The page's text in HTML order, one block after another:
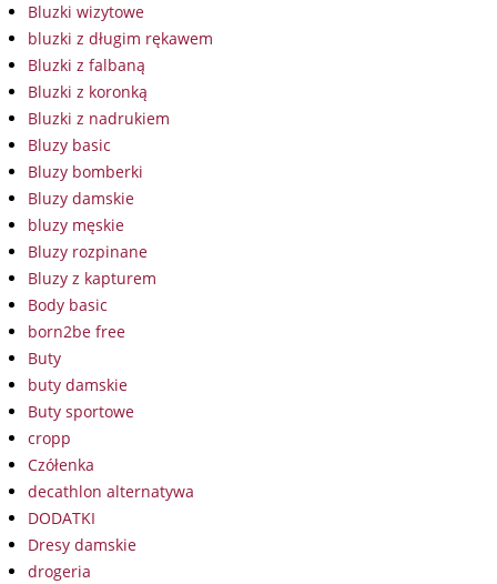
Bluzki wizytowe
bluzki z długim rękawem
Bluzki z falbaną
Bluzki z koronką
Bluzki z nadrukiem
Bluzy basic
Bluzy bomberki
Bluzy damskie
bluzy męskie
Bluzy rozpinane
Bluzy z kapturem
Body basic
born2be free
Buty
buty damskie
Buty sportowe
cropp
Czółenka
decathlon alternatywa
DODATKI
Dresy damskie
drogeria